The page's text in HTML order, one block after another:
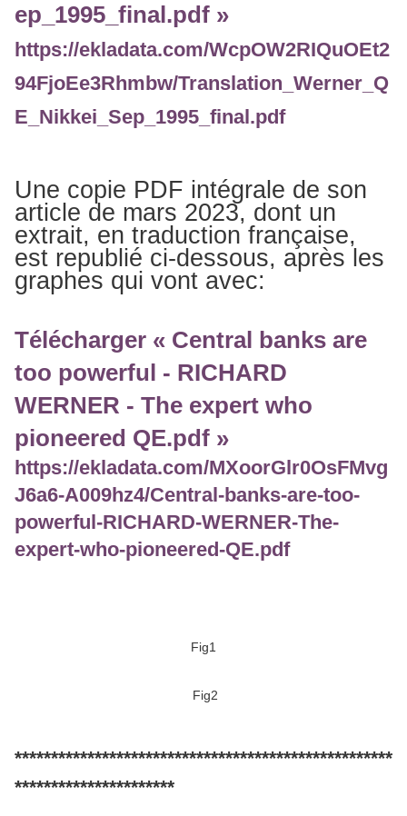
ep_1995_final.pdf »
https://ekladata.com/WcpOW2RIQuOEt2
94FjoEe3Rhmbw/Translation_Werner_Q
E_Nikkei_Sep_1995_final.pdf
Une copie PDF intégrale de son
article de mars 2023, dont un
extrait, en traduction française,
est republié ci-dessous, après les
graphes qui vont avec:
Télécharger « Central banks are
too powerful - RICHARD
WERNER - The expert who
pioneered QE.pdf »
https://ekladata.com/MXoorGlr0OsFMvg
J6a6-A009hz4/Central-banks-are-too-
powerful-RICHARD-WERNER-The-
expert-who-pioneered-QE.pdf
Fig1
Fig2
****************************************************
**********************